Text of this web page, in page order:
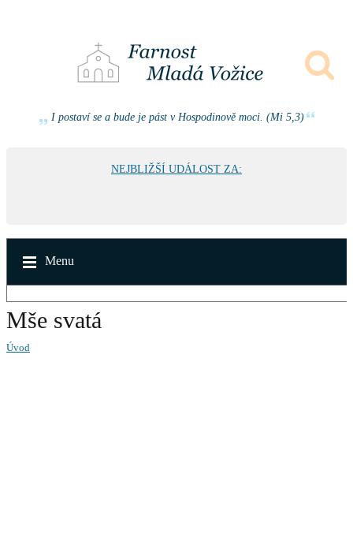
I postaví se a bude je pást v Hospodinově moci. (Mi 5,3)
NEJBLIŽŠÍ UDÁLOST ZA:
Menu
Mše svatá
Úvod